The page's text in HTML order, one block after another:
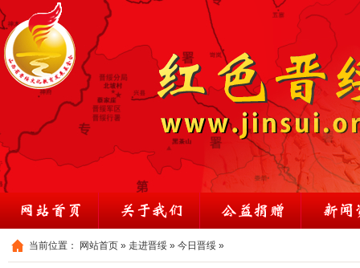
当前位置： 网站首页 » 走进晋绥 » 今日晋绥 »